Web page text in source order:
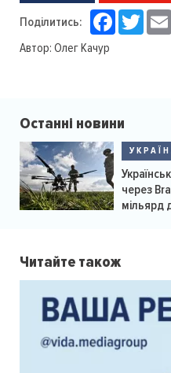
Поділитись: Facebook
Twitter
Автор: Олег Качур
Останні новини
через
мільярд
Читайте також